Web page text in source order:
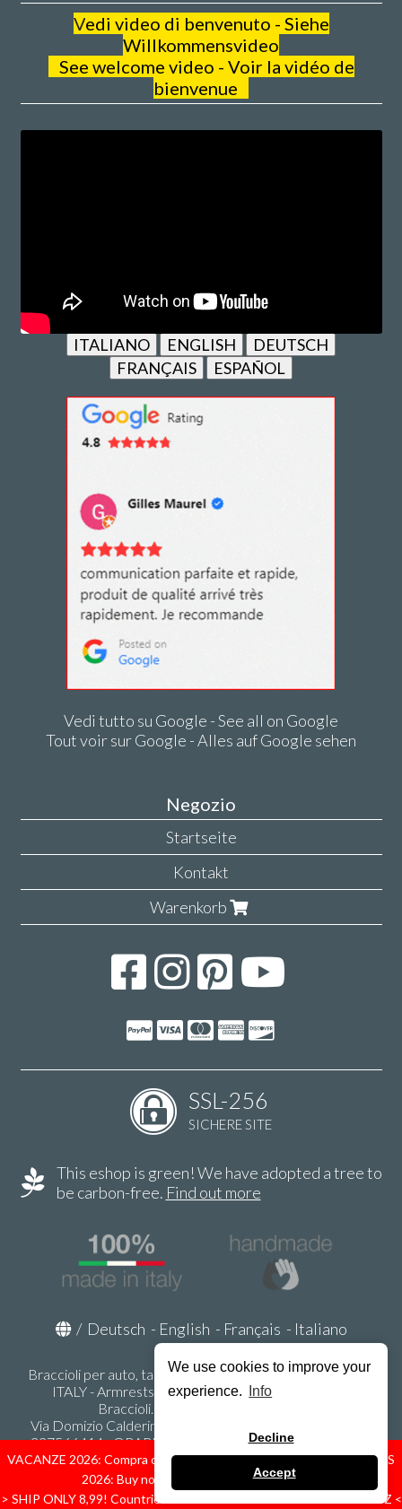
We use cookies to improve your
experience.
Info
Decline
Accept
VACANZE 2026: Compra ora spediremo dal 31 Agosto! — HOLIDAYS
2026: Buy now, we ship from August 31st!
> SHIP ONLY 8,99! Countries: IT - D - FR - A - NL - B - ES - PL - LU - CZ <
Vedi video di benvenuto - Siehe
Willkommensvideo
See welcome video - Voir la vidéo de
bienvenue
ITALIANO ENGLISH
DEUTSCH
FRANÇAIS
ESPAÑOL
Vedi tutto su Google - See all on Google
Tout voir sur Google - Alles auf Google sehen
Negozio
Startseite
Kontakt
Warenkorb
SSL-256
SICHERE SITE
This eshop is green! We have adopted a tree to
be carbon-free. Find out more
/ Deutsch - English - Français - Italiano
Braccioli per auto, tappeti auto, accessori auto MADE IN
ITALY - Armrests, Mittelarmlehnen, Accoundoirs -
Braccioli.it - P.Iva IT02178470353
Via Domizio Calderini 8 int. 1 - 37131 Verona (VR) - Italy -
337566414 - ORARI UFFICIO 9:00-12:00, 15:00-18:00,
LUNEDI' - VENERDI' - info@braccioli-italy-armrests.com
Ecommerce creato con
Scontrino.com